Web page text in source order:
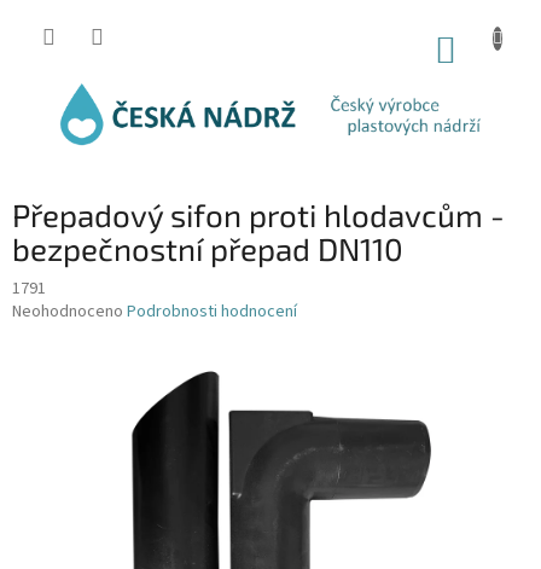
Přepadový sifon proti hlodavcům -
bezpečnostní přepad DN110
1791
Průměrné
Neohodnoceno Podrobnosti hodnocení